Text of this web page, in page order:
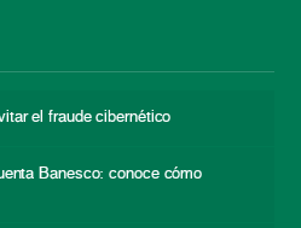
el fraude cibernético
Banesco: conoce cómo